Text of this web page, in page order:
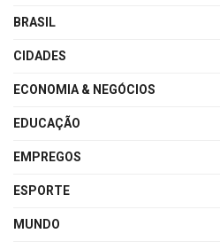
BRASIL
CIDADES
ECONOMIA & NEGÓCIOS
EDUCAÇÃO
EMPREGOS
ESPORTE
MUNDO